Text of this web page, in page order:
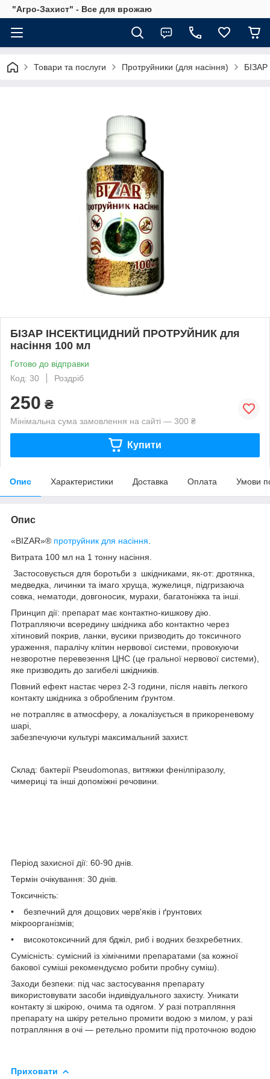
"Агро-Захист" - Все для врожаю
Товари та послуги Протруйники (для насіння)
БІЗАР ІНСЕКТИЦИДНИЙ ПРОТРУЙНИК для
насіння 100 мл
Готово до відправки
Код: 30
Роздріб
250 ₴
Мінімальна сума замовлення на сайті — 300 ₴
Купити
Опис Характеристики Доставка Оплата Умови
Опис
«BIZAR»® протруйник для насіння
Витрата 100 мл на 1 тонну насіння.
Застосовується для боротьби з шкідниками, як-от: дротянка,
медведка, личинки та імаго хруща, жужелиця, підгризаюча
совка, нематоди, довгоносик, мурахи, багатоніжка та інші.
Принцип дії: препарат має контактно-кишкову дію.
Потрапляючи всередину шкідника або контактно через
хітиновий покрив, ланки, вусики призводить до токсичного
ураження, паралічу клітин нервової системи, провокуючи
незворотне перевезення ЦНС (це гральної нервової системи),
яке призводить до загибелі шкідників.
Повний ефект настає через 2-3 години, після навіть легкого
контакту шкідника з обробленим ґрунтом.
не потрапляє в атмосферу, а локалізується в прикореневому
шарі,
забезпечуючи культурі максимальний захист.
Склад: бактерії Pseudomonas, витяжки фенілпіразолу,
чимериці та інші допоміжні речовини.
Період захисної дії: 60-90 днів.
Термін очікування: 30 днів.
Токсичність:
• безпечний для дощових черв'яків і ґрунтових
мікроорганізмів;
• високотоксичний для бджіл, риб і водних безхребетних.
Сумісність: сумісний із хімічними препаратами (за кожної
бакової суміші рекомендуємо робити пробну суміш).
Заходи безпеки: під час застосування препарату
використовувати засоби індивідуального захисту. Уникати
контакту зі шкірою, очима та одягом. У разі потрапляння
препарату на шкіру ретельно промити водою з милом, у разі
потрапляння в очі — ретельно промити під проточною водою
Приховати